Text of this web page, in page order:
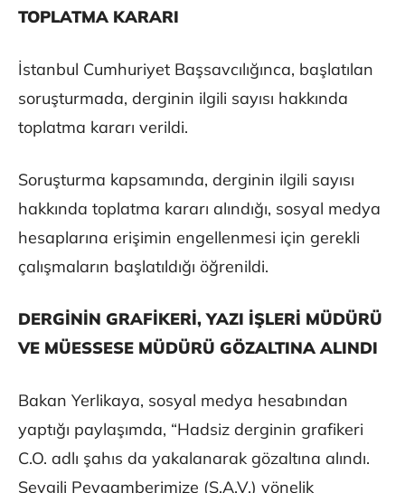
TOPLATMA KARARI
İstanbul Cumhuriyet Başsavcılığınca, başlatılan
soruşturmada, derginin ilgili sayısı hakkında
toplatma kararı verildi.
Soruşturma kapsamında, derginin ilgili sayısı
hakkında toplatma kararı alındığı, sosyal medya
hesaplarına erişimin engellenmesi için gerekli
çalışmaların başlatıldığı öğrenildi.
DERGİNİN GRAFİKERİ, YAZI İŞLERİ MÜDÜRÜ
VE MÜESSESE MÜDÜRÜ GÖZALTINA ALINDI
Bakan Yerlikaya, sosyal medya hesabından
yaptığı paylaşımda, “Hadsiz derginin grafikeri
C.O. adlı şahıs da yakalanarak gözaltına alındı.
Sevgili Peygamberimize (S.A.V.) yönelik